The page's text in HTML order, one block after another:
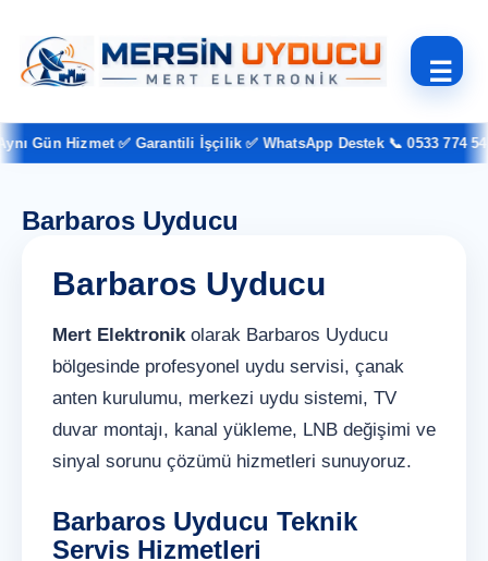
☰
Gün Hizmet ✅ Garantili İşçilik ✅ WhatsApp Destek 📞 0533 774 54
Barbaros Uyducu
Barbaros Uyducu
Mert Elektronikolarak Barbaros Uyducu
bölgesinde profesyonel uydu servisi, çanak
anten kurulumu, merkezi uydu sistemi, TV
duvar montajı, kanal yükleme, LNB değişimi ve
sinyal sorunu çözümü hizmetleri sunuyoruz.
Barbaros Uyducu Teknik
Servis Hizmetleri